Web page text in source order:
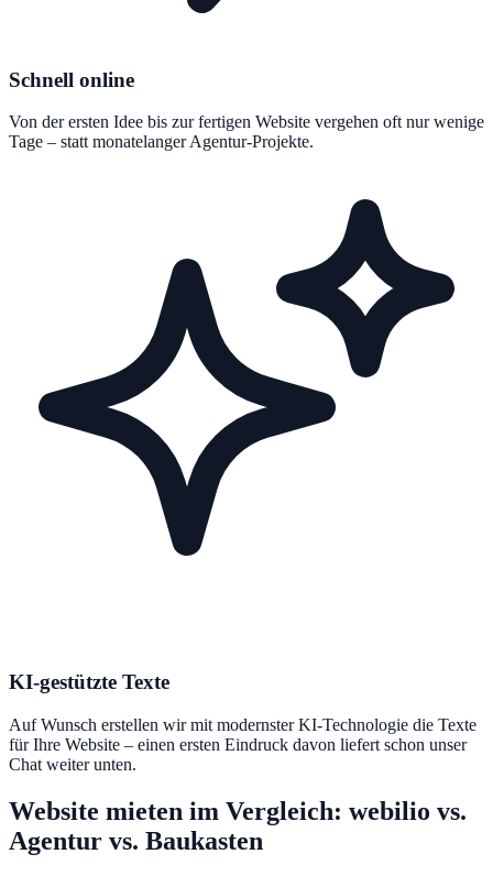
Schnell online
Von der ersten Idee bis zur fertigen Website vergehen oft nur wenige
Tage – statt monatelanger Agentur-Projekte.
KI-gestützte Texte
Auf Wunsch erstellen wir mit modernster KI-Technologie die Texte
für Ihre Website – einen ersten Eindruck davon liefert schon unser
Chat weiter unten.
Website mieten im Vergleich: webilio vs.
Agentur vs. Baukasten